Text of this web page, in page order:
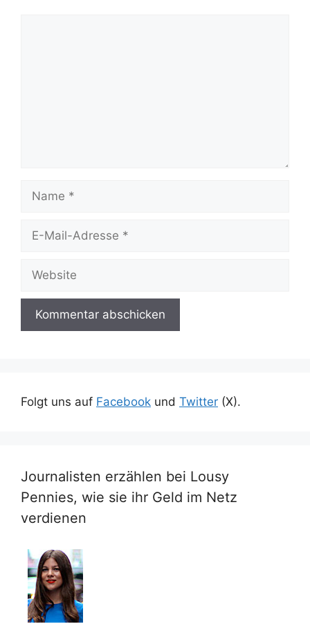
Mail-
Folgt uns auf Facebook und Twitter (X).
Journalisten erzählen bei Lousy
Pennies, wie sie ihr Geld im Netz
verdienen